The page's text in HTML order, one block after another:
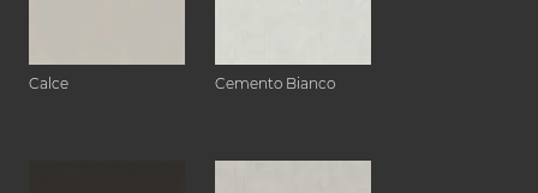
Calce Cemento Bianco